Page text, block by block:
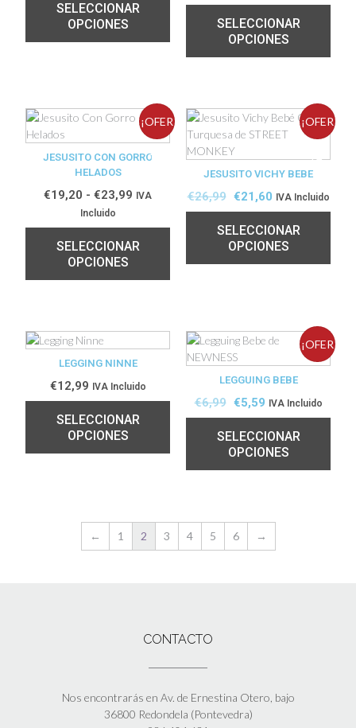
SELECCIONAR
OPCIONES
SELECCIONAR
OPCIONES
¡OFER
TA!
JESUSITO CON GORRO
HELADOS
€19,20 - €23,99 IVA
Incluido
SELECCIONAR
OPCIONES
¡OFER
TA!
JESUSITO VICHY BEBE
€26,99 €21,60 IVA Incluido
SELECCIONAR
OPCIONES
LEGGING NINNE
€12,99 IVA Incluido
SELECCIONAR
OPCIONES
¡OFER
LEGGUING BEBE
€6,99 €5,59 IVA Incluido
SELECCIONAR
OPCIONES
← 1 2 3 4 5 6 →
CONTACTO
Nos encontrarás en Av. de Ernestina Otero, bajo
36800 Redondela (Pontevedra)